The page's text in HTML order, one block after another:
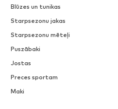
Blūzes un tunikas
Starpsezonu jakas
Starpsezonu mēteļi
Puszābaki
Jostas
Preces sportam
Maki